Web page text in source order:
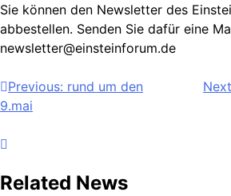
Sie können den Newsletter des
abbestellen. Senden Sie dafür eine
newsletter@einsteinforum.de
Beitragsnavigation
Previous: rund um den
9.mai
Related News